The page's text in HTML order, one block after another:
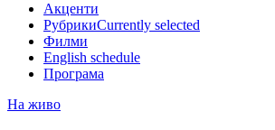
Акценти
РубрикиCurrently selected
Филми
English schedule
Програма
На живо